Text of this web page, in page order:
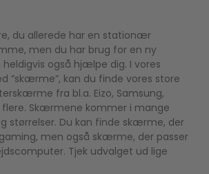
du allerede har en stationær
men du har brug for en ny
også hjælpe dig. I vores
”skærme”, kan du finde vores store
fra bl.a. Eizo, Samsung,
flere. Skærmene kommer i mange
størrelser. Du kan finde skærme, der
men også skærme, der passer
Tjek udvalget ud lige